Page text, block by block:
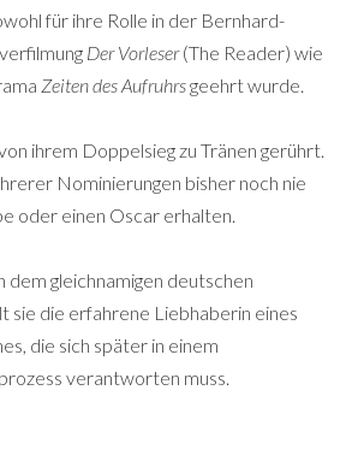
für ihre Rolle in der Bernhard-
Der Vorleser(The Reader) wie
Zeiten des Aufruhrsgeehrt wurde.
ihrem Doppelsieg zu Tränen gerührt.
Nominierungen bisher noch nie
oder einen Oscar erhalten.
dem gleichnamigen deutschen
sie die erfahrene Liebhaberin eines
die sich später in einem
verantworten muss.